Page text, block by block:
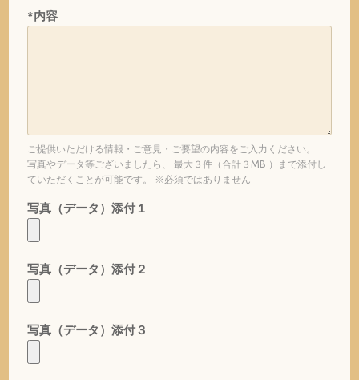
*内容
ご提供いただける情報・ご意見・ご要望の内容をご入力ください。
写真やデータ等ございましたら、 最大３件（合計３MB ）まで添付し
ていただくことが可能です。 ※必須ではありません
写真（データ）添付１
写真（データ）添付２
写真（データ）添付３